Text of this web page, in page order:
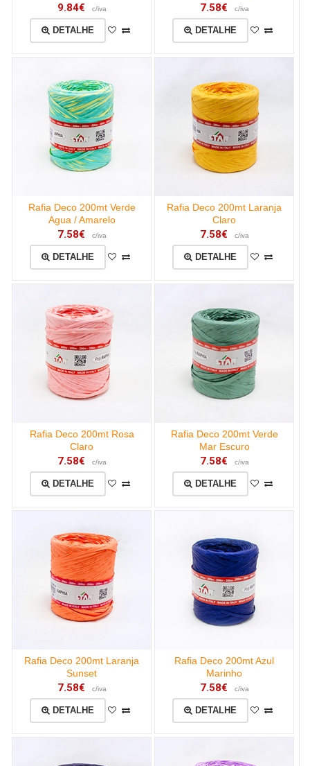
9.84€ c/iva
DETALHE
7.58€ c/iva
DETALHE
Rafia Deco 200mt Verde
Agua / Amarelo
7.58€ c/iva
DETALHE
Rafia Deco 200mt Laranja
Claro
7.58€ c/iva
DETALHE
Rafia Deco 200mt Rosa
Claro
7.58€ c/iva
DETALHE
Rafia Deco 200mt Verde
Mar Escuro
7.58€ c/iva
DETALHE
Rafia Deco 200mt Laranja
Sunset
7.58€ c/iva
DETALHE
Rafia Deco 200mt Azul
Marinho
7.58€ c/iva
DETALHE